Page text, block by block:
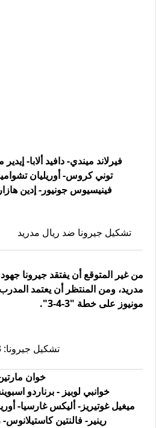
فيرلاند ميندي- دافيد ألابا-
توني كروس- أوريليان
فينيسيوس جونيور- إدين
تشكيل جيرونا ضد ريال مدريد
من غير المتوقع أن يفتقد جيرونا
مدريد، ومن المنتظر أن يعتمد
مونيوز على خطة "3-4-3".
تشكيل جيرونا: 3-4-3
خوان
خوانبي لوبيز - برناردو
ميغيل غوتيريز- أليكس غارسيا-
رينير- فالنتين